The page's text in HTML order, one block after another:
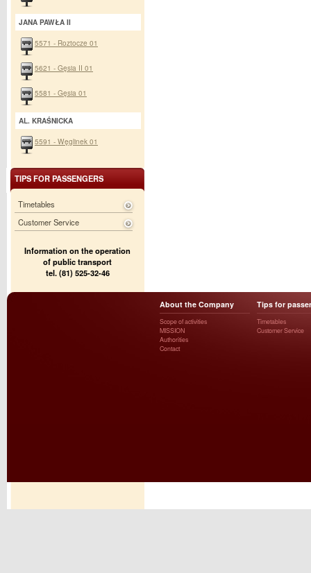
JANA PAWŁA II
5571 - Roztocze 01
5621 - Gęsia II 01
5581 - Gęsia 01
AL. KRAŚNICKA
5591 - Węglinek 01
TIPS FOR PASSENGERS
Timetables
Customer Service
Information on the operation
of public transport
tel. (81) 525-32-46
About the Company
Scope of activities
MISSION
Authorities
Contact
Tips for
Timetables
Customer Service